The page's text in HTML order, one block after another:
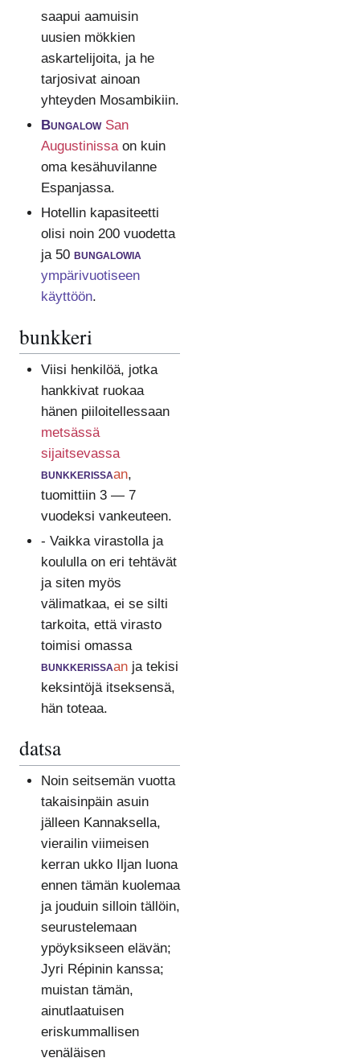
saapui aamuisin
uusien mökkien
askartelijoita, ja he
tarjosivat ainoan
yhteyden Mosambikiin.
Bungalow San
Augustinissaon kuin
oma kesähuvilanne
Espanjassa.
Hotellin kapasiteetti
olisi noin 200 vuodetta
ja 50 bungalowia
ympärivuotiseen
käyttöön.
bunkkeri
Viisi henkilöä, jotka
hankkivat ruokaa
hänen piiloitellessaan
metsässä
sijaitsevassa
bunkkerissaan,
tuomittiin 3 — 7
vuodeksi vankeuteen.
- Vaikka virastolla ja
koululla on eri tehtävät
ja siten myös
välimatkaa, ei se silti
tarkoita, että virasto
toimisi omassa
bunkkerissaanja tekisi
keksintöjä itseksensä,
hän toteaa.
datsa
Noin seitsemän vuotta
takaisinpäin asuin
jälleen Kannaksella,
vierailin viimeisen
kerran ukko Iljan luona
ennen tämän kuolemaa
ja jouduin silloin tällöin,
seurustelemaan
ypöyksikseen elävän;
Jyri Répinin kanssa;
muistan tämän,
ainutlaatuisen
eriskummallisen
venäläisen